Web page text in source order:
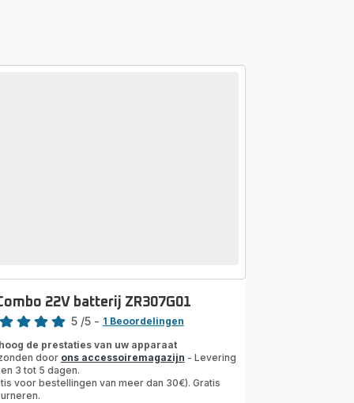
22V batterij ZR307G01
5 /5 - 1 Beoordelingen
de prestaties van uw apparaat
door ons accessoiremagazijn - Levering
3 tot 5 dagen.
voor bestellingen van meer dan 30€). Gratis